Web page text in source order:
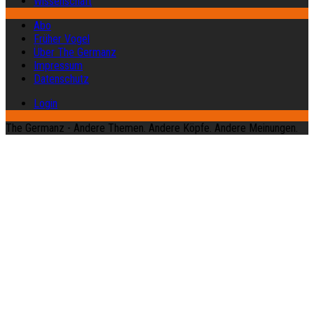
Abo
Früher Vogel
Über The Germanz
Impressum
Datenschutz
Login
The Germanz - Andere Themen. Andere Köpfe. Andere Meinungen.